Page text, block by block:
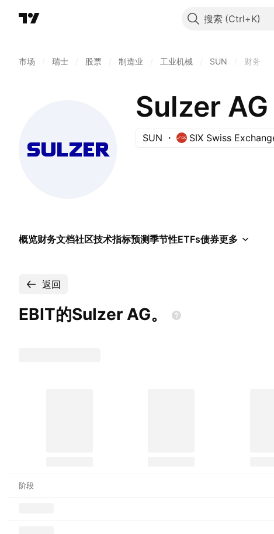
搜索
市场 瑞士 股票 制造业 工业机械 SUN 财务
Sulzer AG
SUN SIX Swiss
概览财务文档社区技术指标预测季节性ETFs债券更多
返回
EBIT的Sulzer AG。
阶段